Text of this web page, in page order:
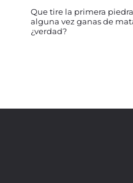
Que tire la primera
alguna vez ganas de
¿verdad?